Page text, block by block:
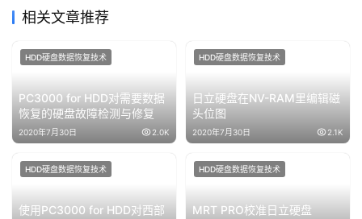
相关文章推荐
PC3000 for HDD对需要数据
恢复的硬盘故障检测与修复
2020年7月30日 2.0K
HDD硬盘数据恢复技术
日立硬盘在NV-RAM里编辑磁
头位图
2020年7月30日 2.1K
HDD硬盘数据恢复技术
使用PC3000 for HDD对西部
HDD硬盘数据恢复技术
MRT PRO校准日立硬盘
HDD硬盘数据恢复技术